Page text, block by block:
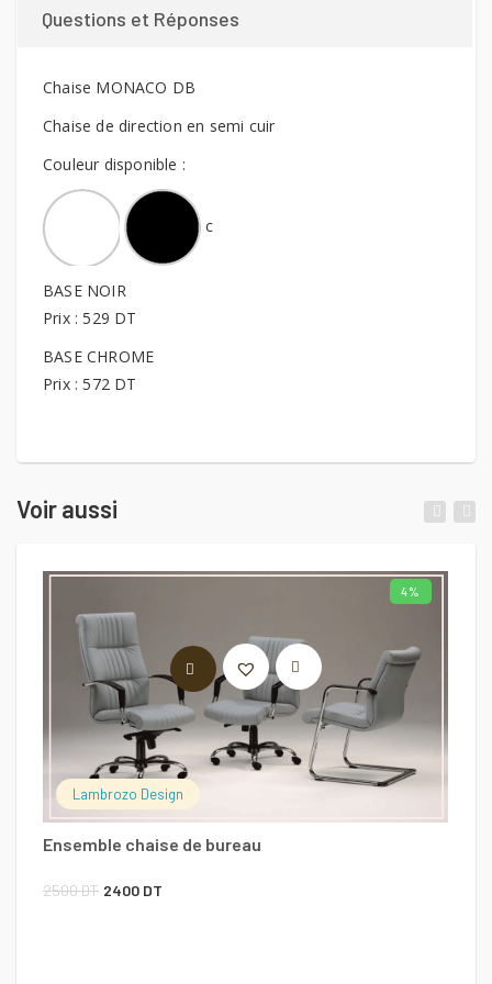
Questions et Réponses
Chaise MONACO DB
Chaise de direction en semi cuir
Couleur disponible :
c
BASE NOIR
Prix : 529 DT
BASE CHROME
Prix : 572 DT
Voir aussi
4%
Lambrozo Design
Ensemble chaise de bureau
2500DT Le
2400 DT
LIRE LA SUITE